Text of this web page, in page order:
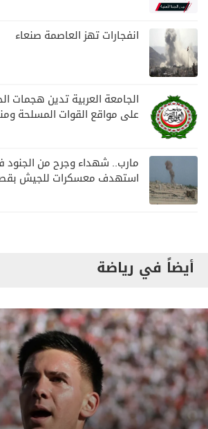
انفجارات تهز العاصمة صنعاء
الجامعة العربية تدين هجمات
على مواقع القوات المسلحة
مارب.. شهداء وجرح من
استهدف معسكرات للجيش
أيضاً في رياضة